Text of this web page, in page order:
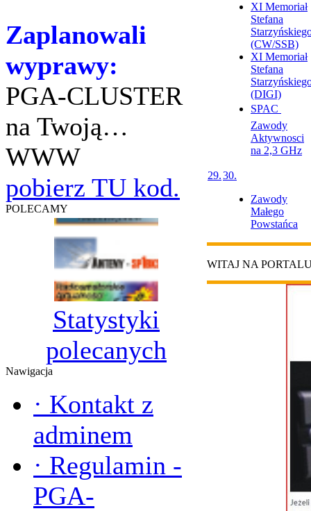
Zaplanowali
wyprawy:
PGA-CLUSTER
na Twoją…
WWW
pobierz TU kod.
POLECAMY
Statystyki
polecanych
Nawigacja
· Kontakt z
adminem
· Regulamin -
PGA-
XI Memoriał
Stefana
(CW/SSB)
XI Memoriał
Stefana
(DIGI)
SPAC 
Zawody
Aktywnosci
na 2,3 GHz
29.30.
Zawody
Małego
Powstańca
WITAJ NA